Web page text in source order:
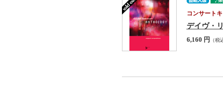
コンサート
デイヴ・
6,160 円 （税